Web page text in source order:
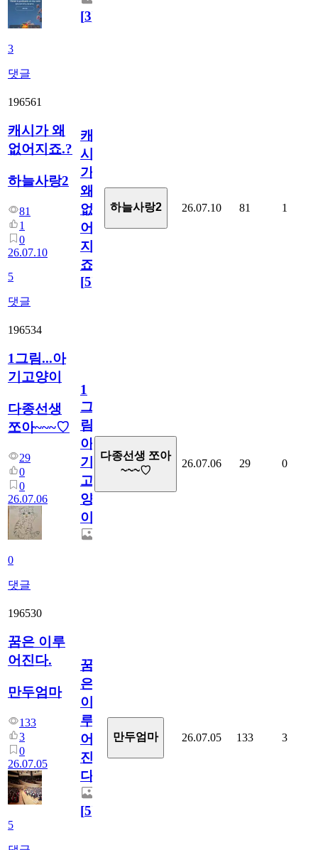
3
댓글
[3]
196561
캐시가 왜
없어지죠.?
하늘사랑2
81
1
0
26.07.10
5
댓글
캐
시
가
왜
없
어
지
죠.?
[5]
하늘사랑2 26.07.10 81 1
196534
1그림...아
기고양이
다종선생
쪼아~~~♡
29
0
0
26.07.06
0
댓글
1
그
림...
아
기
고
양
이
다종선생 쪼아
~~~♡
26.07.06 29 0
196530
꿈은 이루
어진다.
만두엄마
133
3
0
26.07.05
5
꿈
은
이
루
어
진
다.
[5]
만두엄마 26.07.05 133 3